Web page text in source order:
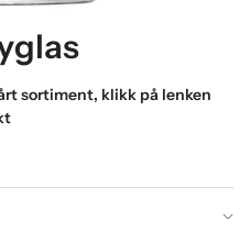
sortiment, klikk på lenken